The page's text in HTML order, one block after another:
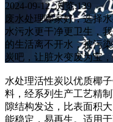
2024-09-12 浏览:139
废水处理哪家好，选择
水污水更干净更卫生，
的生活离不开水，被污
炭吧，让脏水变废为宝
水处理活性炭以优质椰
料，经系列生产工艺精
隙结构发达，比表面积
能稳定，易再生。适用